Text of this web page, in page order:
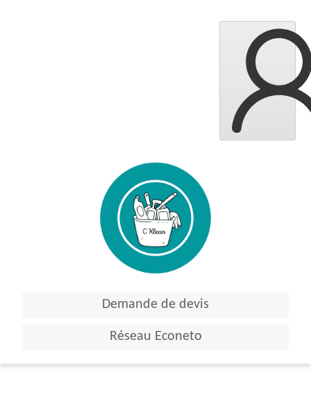
Demande de devis
Réseau Econeto